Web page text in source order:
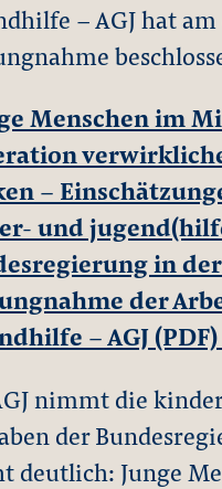
– AGJ hat
Menschen im
–
und
in
der
– AGJ (PDF)
nimmt die
der
deutlich: Junge